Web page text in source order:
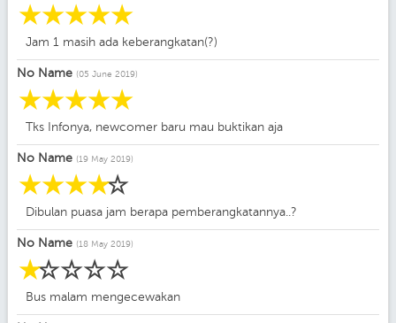
☆
☆
☆
☆
☆
Jam 1 masih ada keberangkatan(?)
No Name (05 June 2019)
☆
☆
☆
☆
☆
Tks Infonya, newcomer baru mau buktikan aja
No Name (19 May 2019)
☆
☆
☆
☆
☆
Dibulan puasa jam berapa pemberangkatannya..?
No Name (18 May 2019)
☆
☆
☆
☆
☆
Bus malam mengecewakan